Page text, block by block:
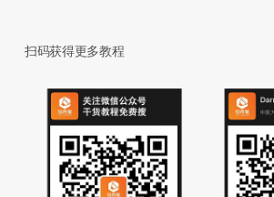
扫码获得更多教程